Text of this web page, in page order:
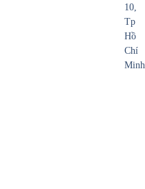
10,
Tp
Hồ
Chí
Minh